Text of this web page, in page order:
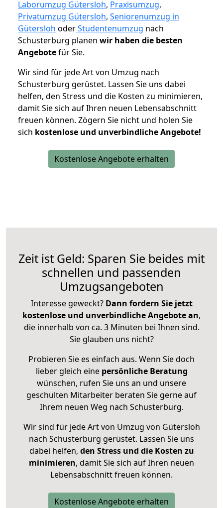
Laborumzug Gütersloh, Praxisumzug,
Privatumzug Gütersloh, Seniorenumzug in
Gütersloh oderStudentenumzug nach
Schusterburg planen wir haben die besten
Angebotefür Sie.
Wir sind für jede Art von Umzug nach
Schusterburg gerüstet. Lassen Sie uns dabei
helfen, den Stress und die Kosten zu minimieren,
damit Sie sich auf Ihren neuen Lebensabschnitt
freuen können. Zögern Sie nicht und holen Sie
sich kostenlose und unverbindliche Angebote!
Kostenlose Angebote erhalten
Zeit ist Geld: Sparen Sie beides mit
schnellen und passenden
Umzugsangeboten
Interesse geweckt? Dann fordern Sie jetzt
kostenlose und unverbindliche Angebote an,
die innerhalb von ca. 3 Minuten bei Ihnen sind.
Sie glauben uns nicht?
Probieren Sie es einfach aus. Wenn Sie doch
lieber gleich eine persönliche Beratung
wünschen, rufen Sie uns an und unsere
geschulten Mitarbeiter beraten Sie gerne auf
Ihrem neuen Weg nach Schusterburg.
Wir sind für jede Art von Umzug von Gütersloh
nach Schusterburg gerüstet. Lassen Sie uns
dabei helfen, den Stress und die Kosten zu
minimieren, damit Sie sich auf Ihren neuen
Lebensabschnitt freuen können.
Kostenlose Angebote erhalten